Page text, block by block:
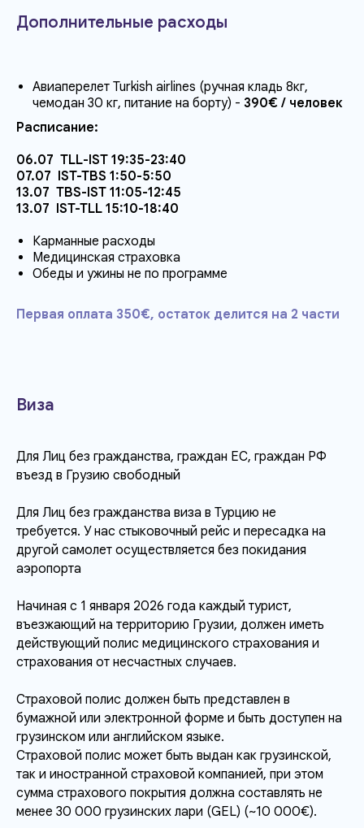
Дополнительные расходы
Авиаперелет Turkish airlines (ручная кладь 8кг,
чемодан 30 кг, питание на борту) - 390€ / человек
Расписание:
06.07 TLL-IST 19:35-23:40
07.07 IST-TBS 1:50-5:50
13.07 TBS-IST 11:05-12:45
13.07 IST-TLL 15:10-18:40
Карманные расходы
Медицинская страховка
Обеды и ужины не по программе
Первая оплата 350€, остаток делится на 2 части
Виза
Для Лиц без гражданства, граждан ЕС, граждан РФ
въезд в Грузию свободный
Для Лиц без гражданства виза в Турцию не
требуется. У нас стыковочный рейс и пересадка на
другой самолет осуществляется без покидания
аэропорта
Начиная с 1 января 2026 года каждый турист,
въезжающий на территорию Грузии, должен иметь
действующий полис медицинского страхования и
страхования от несчастных случаев.
Страховой полис должен быть представлен в
бумажной или электронной форме и быть доступен на
грузинском или английском языке.
Страховой полис может быть выдан как грузинской,
так и иностранной страховой компанией, при этом
сумма страхового покрытия должна составлять не
менее 30 000 грузинских лари (GEL) (~10 000€).